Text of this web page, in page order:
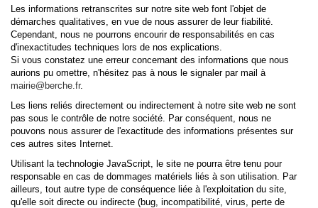
Les informations retranscrites sur notre site web font l'objet de
démarches qualitatives, en vue de nous assurer de leur fiabilité.
Cependant, nous ne pourrons encourir de responsabilités en cas
d'inexactitudes techniques lors de nos explications.
Si vous constatez une erreur concernant des informations que nous
aurions pu omettre, n'hésitez pas à nous le signaler par mail à
mairie@berche.fr.
Les liens reliés directement ou indirectement à notre site web ne sont
pas sous le contrôle de notre société. Par conséquent, nous ne
pouvons nous assurer de l'exactitude des informations présentes sur
ces autres sites Internet.
Utilisant la technologie JavaScript, le site ne pourra être tenu pour
responsable en cas de dommages matériels liés à son utilisation. Par
ailleurs, tout autre type de conséquence liée à l'exploitation du site,
qu'elle soit directe ou indirecte (bug, incompatibilité, virus, perte de